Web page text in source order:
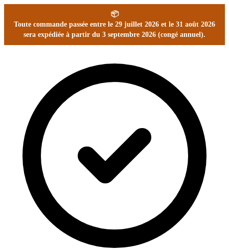
📦
Toute commande passée entre le 29 juillet 2026 et le 31 août 2026
sera expédiée à partir du 3 septembre 2026 (congé annuel).